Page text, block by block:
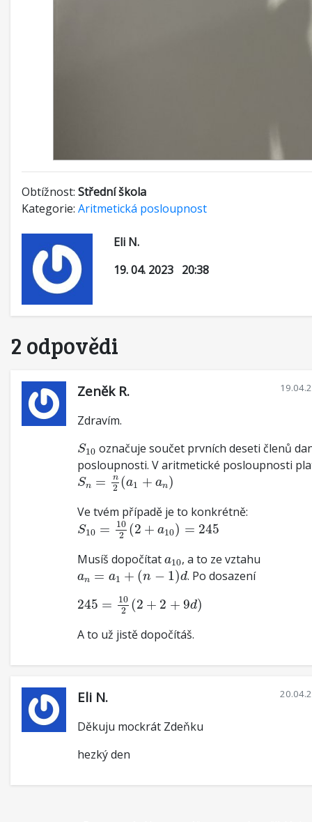
Obtížnost: Střední škola
Kategorie: Aritmetická posloupnost
Eli N.
19. 04. 2023 20:38
2 odpovědi
Zeněk R.
Zdravím.
S10
S10označuje součet prvních deseti členů
posloupnosti. V aritmetické posloupnosti
Sn = n
2 (a1 + an)
Sn=n2(a1+a n)
Ve tvém případě je to konkrétně:
S10 =
10
2 (2 + a10) = 245
S10=102(2+a10)=245
Musíš dopočítat a10
a10, a to ze vztahu
an = a1 + (n − 1)d
an=a1+(n−1)d
. Po dosazení
245 =
10
2 (2 + 2 + 9d)
245 102 (2 + )
A to už jistě dopočítáš.
Eli N.
Děkuju mockrát Zdeňku
hezký den️